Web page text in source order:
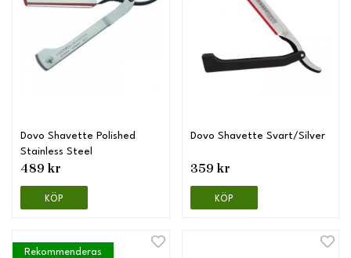
Dovo Shavette Polished
Stainless Steel
489 kr
KÖP
Dovo Shavette Svart/Silver
359 kr
KÖP
Rekommenderas